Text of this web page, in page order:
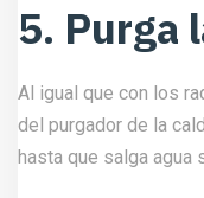
5. Purga
Al igual que con los
del purgador de la
hasta que salga agua